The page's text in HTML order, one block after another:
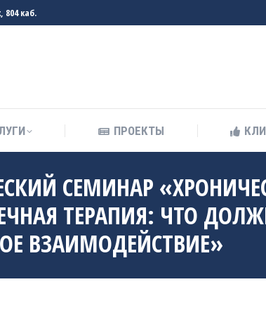
804 каб.
ПРОЕКТЫ
СЕМИНАР
ТЕРАПИЯ: ЧТО
ВЗАИМОДЕЙСТВИЕ»
ПРОЕКТЫ